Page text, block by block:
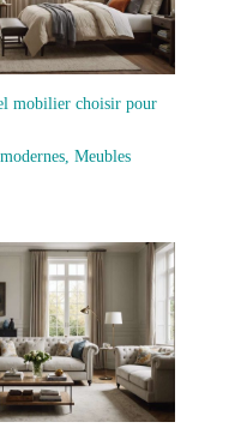
mobilier choisir pour
, Meubles